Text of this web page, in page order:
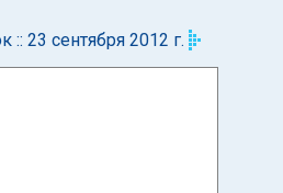
:: 23 сентября 2012 г.